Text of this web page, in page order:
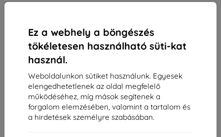
Ez a webhely a böngészés
tökéletesen használható süti-kat
használ.
Weboldalunkon sütiket használunk. Egyesek
elengedhetetlenek az oldal megfelelő
működéséhez, míg mások segítenek a
forgalom elemzésében, valamint a tartalom és
a hirdetések személyre szabásában.
3mk Silky Matt Privacy védőfólia Google Pixel 4a-
Alkalmas: Google Pixel 4A
5 089 Ft